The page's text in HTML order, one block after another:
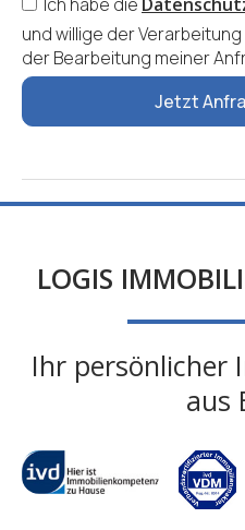
und willige der
der Bearbeitung meiner
Jetzt
LOGIS
Ihr persönlicher
aus